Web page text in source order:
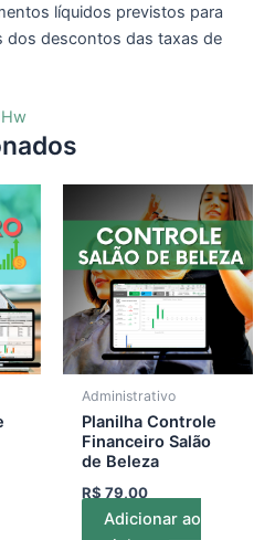
líquidos previstos para
dos descontos das taxas de
Administrativo
Planilha Controle
Financeiro Salão
de Beleza
R$ 79,00
Adicionar ao